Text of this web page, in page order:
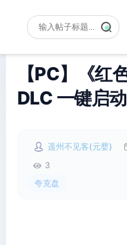
【PC】《红
DLC 一键启
遥州不见客(元婴)
3
夸克盘